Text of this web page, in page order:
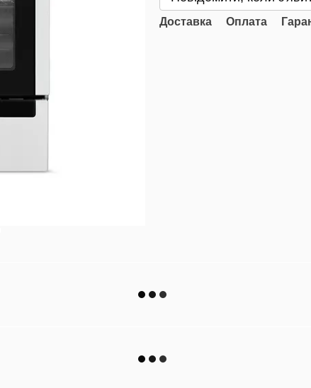
Доставка Оплата